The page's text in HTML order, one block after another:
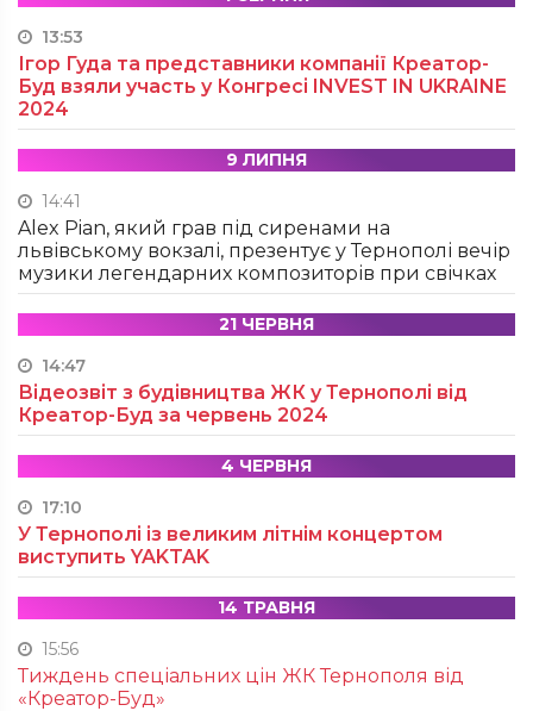
13:53
Ігор Гуда та представники компанії Креатор-
Буд взяли участь у Конгресі INVEST IN UKRAINE
2024
9 ЛИПНЯ
14:41
Alex Pian, який грав під сиренами на
львівському вокзалі, презентує у Тернополі вечір
музики легендарних композиторів при свічках
21 ЧЕРВНЯ
14:47
Відеозвіт з будівництва ЖК у Тернополі від
Креатор-Буд за червень 2024
4 ЧЕРВНЯ
17:10
У Тернополі із великим літнім концертом
виступить YAKTAK
14 ТРАВНЯ
15:56
Тиждень спеціальних цін ЖК Тернополя від
«Креатор-Буд»